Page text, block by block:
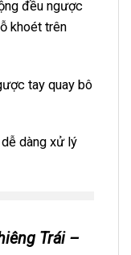
đều ngược
khoét trên
tay quay bô
dàng xử lý
Trái –